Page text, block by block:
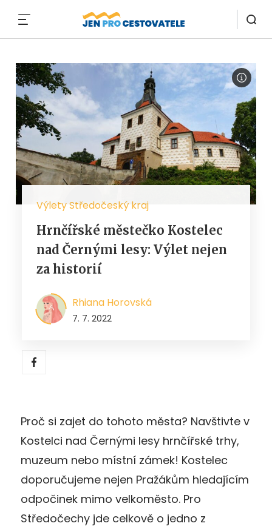
Výlety Středočeský kraj
Hrnčířské městečko Kostelec
nad Černými lesy: Výlet nejen
za historií
Rhiana Horovská
7. 7. 2022
Proč si zajet do tohoto města? Navštivte v
Kostelci nad Černými lesy hrnčířské trhy,
muzeum nebo místní zámek! Kostelec
doporučujeme nejen Pražákům hledajícím
odpočinek mimo velkoměsto. Pro
Středočechy jde celkově o jedno z